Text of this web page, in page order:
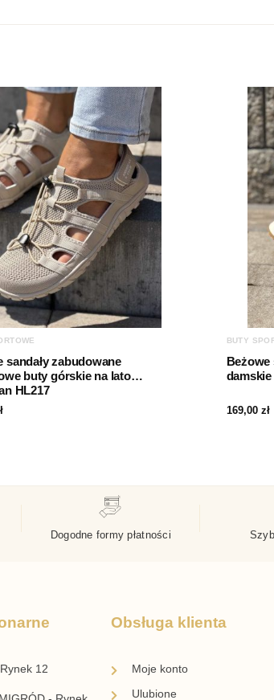
sandały zabudowane
buty górskie na lato
HL217
BUTY
Beżowe
damskie
169,00 zł
Dogodne formy płatności
12
Obsługa klienta
Moje konto
Ulubione